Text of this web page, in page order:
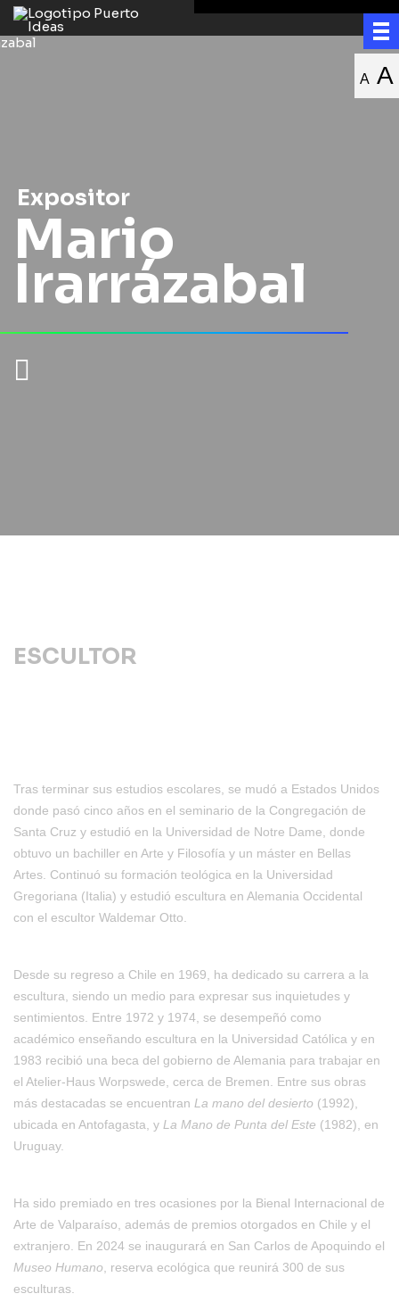
A A
Expositor
Mario
Irarrázabal
ESCULTOR
Tras terminar sus estudios escolares, se mudó a Estados Unidos
donde pasó cinco años en el seminario de la Congregación de
Santa Cruz y estudió en la Universidad de Notre Dame, donde
obtuvo un bachiller en Arte y Filosofía y un máster en Bellas
Artes. Continuó su formación teológica en la Universidad
Gregoriana (Italia) y estudió escultura en Alemania Occidental
con el escultor Waldemar Otto.
Desde su regreso a Chile en 1969, ha dedicado su carrera a la
escultura, siendo un medio para expresar sus inquietudes y
sentimientos. Entre 1972 y 1974, se desempeñó como
académico enseñando escultura en la Universidad Católica y en
1983 recibió una beca del gobierno de Alemania para trabajar en
el Atelier-Haus Worpswede, cerca de Bremen. Entre sus obras
más destacadas se encuentran La mano del desierto (1992),
ubicada en Antofagasta, y La Mano de Punta del Este (1982), en
Uruguay.
Ha sido premiado en tres ocasiones por la Bienal Internacional de
Arte de Valparaíso, además de premios otorgados en Chile y el
extranjero. En 2024 se inaugurará en San Carlos de Apoquindo el
Museo Humano , reserva ecológica que reunirá 300 de sus
esculturas.